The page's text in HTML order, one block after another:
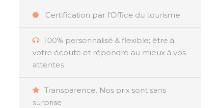
Certification par l’Office du tourisme
100% personnalisé & flexible; être à
votre écoute et répondre au mieux à vos
attentes
Transparence. Nos prix sont sans
surprise
réunionnais.
Profitez d’une multitude d’activités
passionnantes pour tous les âges et
toutes les envies. Que vous soyez
déjeuners gourmands avec des ateliers
de rhum arrangé, ou d’un tour en ULM